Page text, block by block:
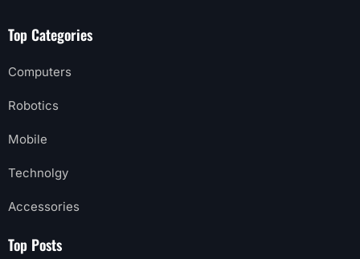
Top Categories
Computers
Robotics
Mobile
Technolgy
Accessories
Top Posts